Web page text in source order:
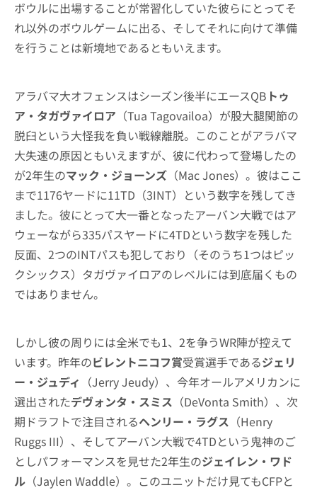
ボウルに出場することが常習化していた彼らにとってそ
れ以外のボウルゲームに出る、そしてそれに向けて準備
を行うことは新境地であるともいえます。
アラバマ大オフェンスはシーズン後半にエースQB トゥ
ア・タガヴァイロア （Tua Tagovailoa）が股大腿関節の
脱臼という大怪我を負い戦線離脱。このことがアラバマ
大失速の原因ともいえますが、彼に代わって登場したの
が2年生のマック・ジョーンズ （Mac Jones）。彼はここ
まで1176ヤードに11TD（3INT）という数字を残してき
ました。彼にとって大一番となったアーバン大戦ではア
ウェーながら335パスヤードに4TDという数字を残した
反面、2つのINTパスも犯しており（そのうち1つはピッ
クシックス）タガヴァイロアのレベルには到底届くもの
ではありません。
しかし彼の周りには全米でも1、2を争うWR陣が控えて
います。昨年のビレントニコフ賞受賞選手であるジェリ
ー・ジュディ （Jerry Jeudy）、今年オールアメリカンに
選出されたデヴォンタ・スミス （DeVonta Smith）、次
期ドラフトで注目されるヘンリー・ラグス （Henry
Ruggs III）、そしてアーバン大戦で4TDという鬼神のご
としパフォーマンスを見せた2年生のジェイレン・ワド
ル （Jaylen Waddle）。このユニットだけ見てもCFPと